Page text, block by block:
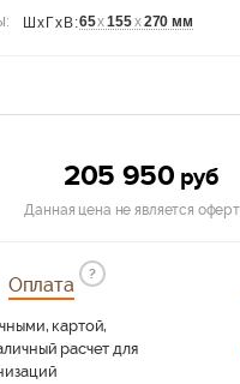
ШхГхВ:65х155х270 мм
205 950 руб
Данная цена не является
Оплата
?
картой,
расчет для